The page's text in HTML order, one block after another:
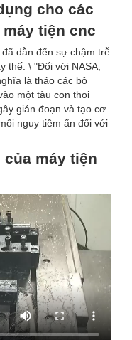
cho các
tiện cnc
dẫn đến sự chậm trễ
thế. \ "Đối với NASA,
là tháo các bộ
một tàu con thoi
gián đoạn và tạo cơ
nguy tiềm ẩn đối với
của máy tiện